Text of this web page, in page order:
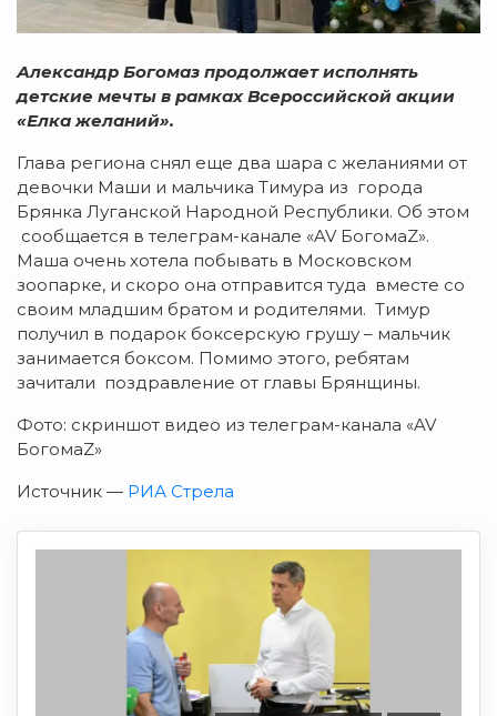
Александр Богомаз продолжает исполнять
детские мечты в рамках Всероссийской акции
«Елка желаний».
Глава региона снял еще два шара с желаниями от
девочки Маши и мальчика Тимура из города
Брянка Луганской Народной Республики. Об этом
сообщается в телеграм-канале «AV БогомаZ».
Маша очень хотела побывать в Московском
зоопарке, и скоро она отправится туда вместе со
своим младшим братом и родителями. Тимур
получил в подарок боксерскую грушу – мальчик
занимается боксом. Помимо этого, ребятам
зачитали поздравление от главы Брянщины.
Фото: скриншот видео из телеграм-канала «AV
БогомаZ»
Источник — РИА Стрела